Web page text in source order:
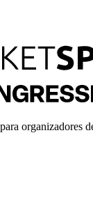
organizadores